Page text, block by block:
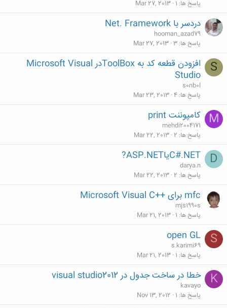
پاسخ ها 1
Mar 27, 2013
دردسر با Net. Framework
hooman_azad79
پاسخ ها 3
Mar 27, 2013
S
افزودن قطعه كد به ToolBoxدر Microsoft Visual
Studio
s0nb0l
پاسخ ها 4
Mar 23, 2013
M کامپوننت print
mehdi2004171
پاسخ ها 2
Mar 22, 2013
D C#.NETیاASP.NET?
darya.n
پاسخ ها 2
Mar 22, 2013
mfc برای ++Microsoft Visual C
mjs1990s
پاسخ ها 1
Mar 21, 2013
S
open GL
s.karimi69
پاسخ ها 1
Mar 21, 2013
K خطا در ساخت جدول در visual studio2012
kavayo
پاسخ ها 1
Nov 13, 2012